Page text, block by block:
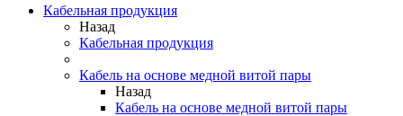
Кабельная продукция
Назад
Кабельная продукция
Кабель на основе медной витой пары
Назад
Кабель на основе медной витой пары